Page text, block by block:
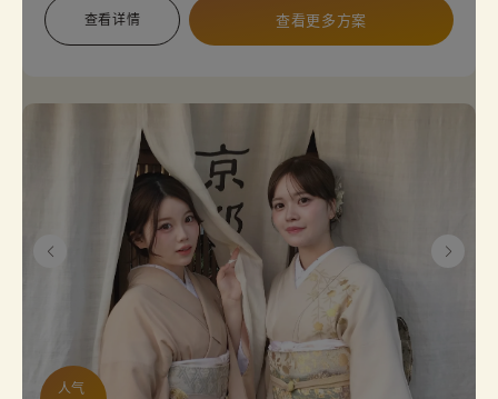
服的生活吗？
查看详情 查看更多方案
人气